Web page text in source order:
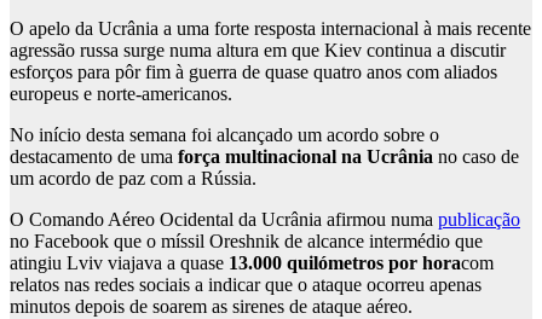
O apelo da Ucrânia a uma forte resposta internacional à mais recente
agressão russa surge numa altura em que Kiev continua a discutir
esforços para pôr fim à guerra de quase quatro anos com aliados
europeus e norte-americanos.
No início desta semana foi alcançado um acordo sobre o
destacamento de uma força multinacional na Ucrânia no caso de
um acordo de paz com a Rússia.
O Comando Aéreo Ocidental da Ucrânia afirmou numa publicação
no Facebook que o míssil Oreshnik de alcance intermédio que
atingiu Lviv viajava a quase 13.000 quilómetros por horacom
relatos nas redes sociais a indicar que o ataque ocorreu apenas
minutos depois de soarem as sirenes de ataque aéreo.